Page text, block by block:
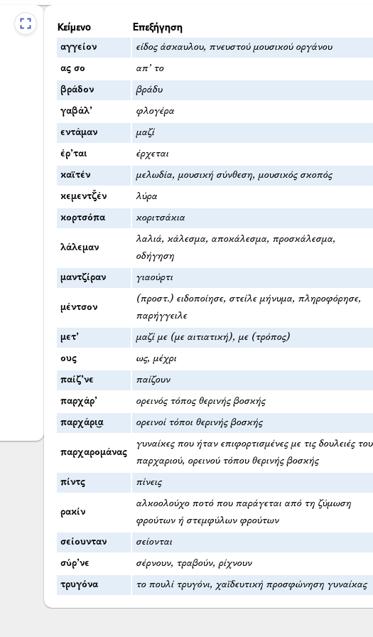
Κείμενο Επεξήγηση
αγγείον είδος άσκαυλου, πνευστού μουσικού οργάνου
ας σο απ’ το
βράδον βράδυ
γαβάλ’ φλογέρα
εντάμαν μαζί
έρ’ται έρχεται
καϊτέν μελωδία, μουσική σύνθεση, μουσικός σκοπός
κεμεντζ̌έν λύρα
κορτσόπα κοριτσάκια
λάλεμαν
λαλιά, κάλεσμα, αποκάλεσμα, προσκάλεσμα,
οδήγηση
μαντζίραν γιαούρτι
μέντσον
(προστ.) ειδοποίησε, στείλε μήνυμα, πληροφόρησε,
παρήγγειλε
μετ’ μαζί με (με αιτιατική), με (τρόπος)
ους ως, μέχρι
παίζ’νε παίζουν
παρχάρ’ ορεινός τόπος θερινής βοσκής
παρχάρι͜α ορεινοί τόποι θερινής βοσκής
παρχαρομάνας
γυναίκες που ήταν επιφορτισμένες με τις δουλειές του
παρχαριού, ορεινού τόπου θερινής βοσκής
πίντς πίνεις
ρακίν
αλκοολούχο ποτό που παράγεται από τη ζύμωση
φρούτων ή στεμφύλων φρούτων
σείουνταν σείονται
σύρ’νε σέρνουν, τραβούν, ρίχνουν
τρυγόνα το πουλί τρυγόνι, χαϊδευτική προσφώνηση γυναίκας